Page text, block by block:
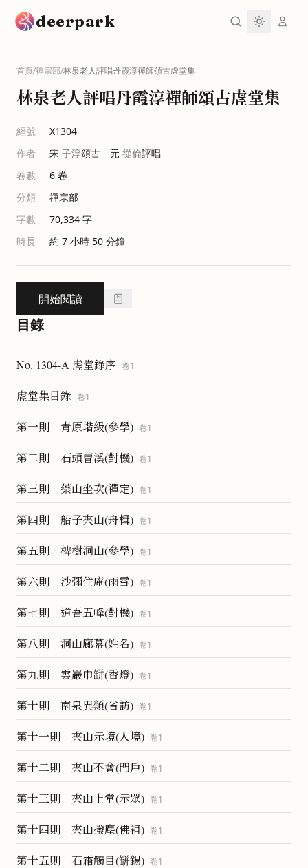
deerpark
首頁/禪宗部/林泉老人評唱丹霞淳禪師頌古虗堂集
林泉老人評唱丹霞淳禪師頌古虗堂集
經號
X1304
作者
宋 子淳頌古 元 從倫評唱
卷數
6 卷
分類
禪宗部
字數
70,334 字
時長
約 7 小時 50 分鐘
開始閱讀
目錄
No. 1304-A 虗堂錄序 卷1
虗堂集目錄 卷1
第一則 青原堦級(參學) 卷1
第二則 石頭曹溪(對機) 卷1
第三則 藥山坐次(禪定) 卷1
第四則 船子夾山(舟楫) 卷1
第五則 椑樹洞山(參學) 卷1
第六則 沙彌住庵(雨雪) 卷1
第七則 道吾五峰(對機) 卷1
第八則 洞山廊幕(姓名) 卷1
第九則 雲巖巾缾(香燈) 卷1
第十則 南泉異類(省訪) 卷1
第十一則 夾山示境(人境) 卷1
第十二則 夾山不會(門戶) 卷1
第十三則 夾山上堂(示眾) 卷1
第十四則 夾山撥塵(佛祖) 卷1
第十五則 石霜觸目(缾錫) 卷1